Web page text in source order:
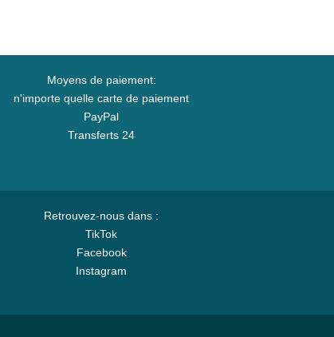
Moyens de paiement:
n'importe quelle carte de paiement
PayPal
Transferts 24
Retrouvez-nous dans :
TikTok
Facebook
Instagram